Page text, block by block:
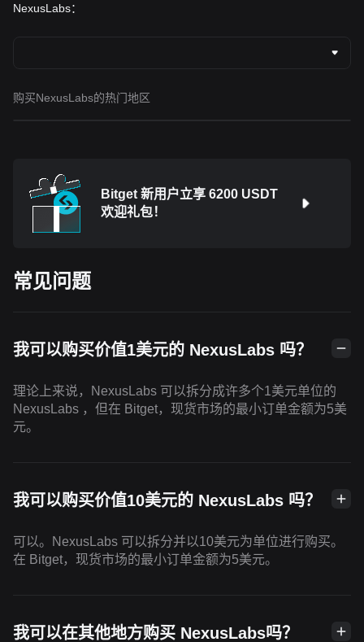
NexusLabs：
购买NexusLabs的热门地区
Bitget 新用户立享 6200 USDT
欢迎礼包！
常见问题
我可以购买价值1美元的 NexusLabs 吗？
理论上来说，NexusLabs 可以拆分成许多个1美元单位的
NexusLabs ，但在 Bitget，现货市场的最小订单金额为5美
元。
我可以购买价值10美元的 NexusLabs 吗？
可以。NexusLabs 可以拆分并以10美元为单位进行购买。
在 Bitget，现货市场的最小订单金额为5美元。
我可以在其他地方购买 NexusLabs吗？